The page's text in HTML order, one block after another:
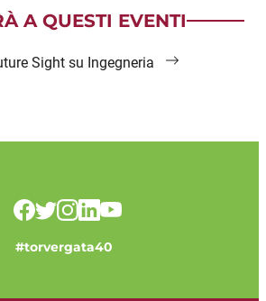
A QUESTI EVENTI
Sight su Ingegneria
#torvergata40